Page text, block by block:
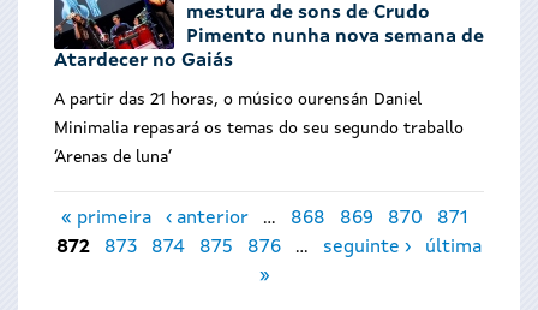
mestura de sons de Crudo
Pimento nunha nova semana de
Atardecer no Gaiás
A partir das 21 horas, o músico ourensán Daniel
Minimalia repasará os temas do seu segundo traballo
‘Arenas de luna’
Páxinas
« primeira ‹ anterior … 868 869 870
871
872
873 874 875 876 … seguinte ›
última
»